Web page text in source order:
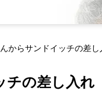
からサンドイッチの差し
チの差し入れ